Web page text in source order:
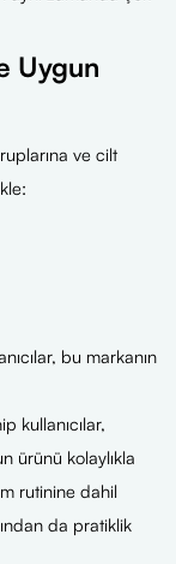
Uygun
ve cilt
bu markanın
kullanıcılar,
ürünü kolaylıkla
rutinine dahil
da pratiklik